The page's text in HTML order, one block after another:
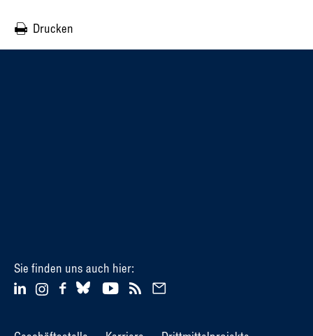
Drucken
Sie finden uns auch hier: